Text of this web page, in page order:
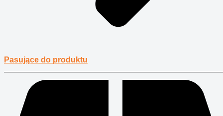
Pasujące do produktu